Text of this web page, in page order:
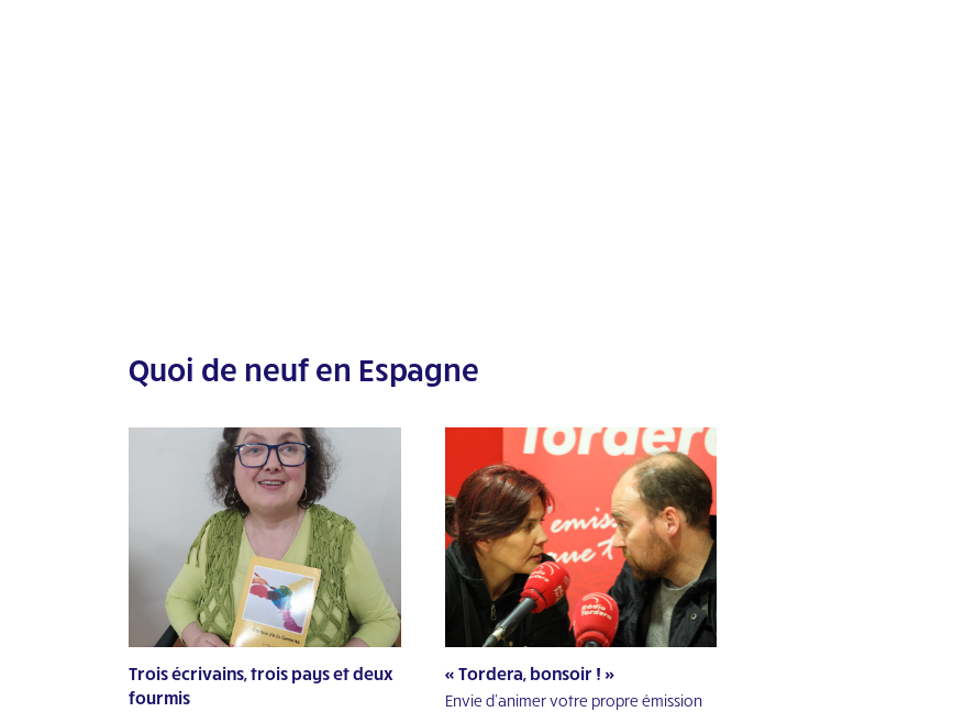
Quoi de neuf en Espagne
Trois écrivains, trois pays et deux
fourmis
« Tordera, bonsoir ! »
Envie d’animer votre propre émission